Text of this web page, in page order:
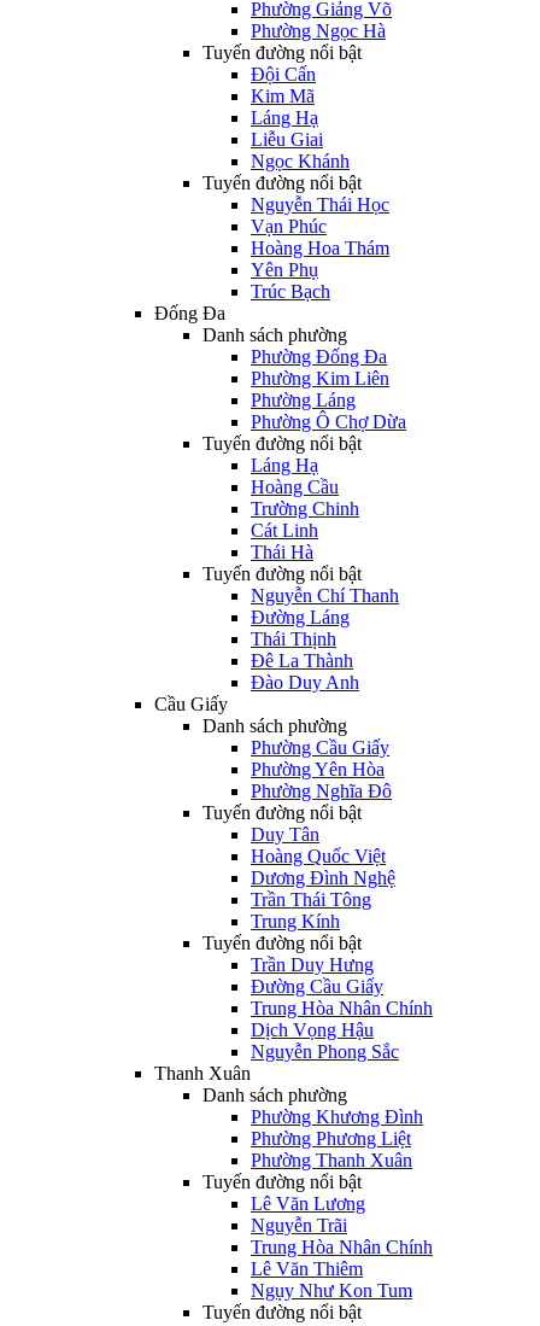
Phường Giảng Võ
Phường Ngọc Hà
Tuyến đường nổi bật
Đội Cấn
Kim Mã
Láng Hạ
Liễu Giai
Ngọc Khánh
Tuyến đường nổi bật
Nguyễn Thái Học
Vạn Phúc
Hoàng Hoa Thám
Yên Phụ
Trúc Bạch
Đống Đa
Danh sách phường
Phường Đống Đa
Phường Kim Liên
Phường Láng
Phường Ô Chợ Dừa
Tuyến đường nổi bật
Láng Hạ
Hoàng Cầu
Trường Chinh
Cát Linh
Thái Hà
Tuyến đường nổi bật
Nguyễn Chí Thanh
Đường Láng
Thái Thịnh
Đê La Thành
Đào Duy Anh
Cầu Giấy
Danh sách phường
Phường Cầu Giấy
Phường Yên Hòa
Phường Nghĩa Đô
Tuyến đường nổi bật
Duy Tân
Hoàng Quốc Việt
Dương Đình Nghệ
Trần Thái Tông
Trung Kính
Tuyến đường nổi bật
Trần Duy Hưng
Đường Cầu Giấy
Trung Hòa Nhân Chính
Dịch Vọng Hậu
Nguyễn Phong Sắc
Thanh Xuân
Danh sách phường
Phường Khương Đình
Phường Phương Liệt
Phường Thanh Xuân
Tuyến đường nổi bật
Lê Văn Lương
Nguyễn Trãi
Trung Hòa Nhân Chính
Lê Văn Thiêm
Ngụy Như Kon Tum
Tuyến đường nổi bật